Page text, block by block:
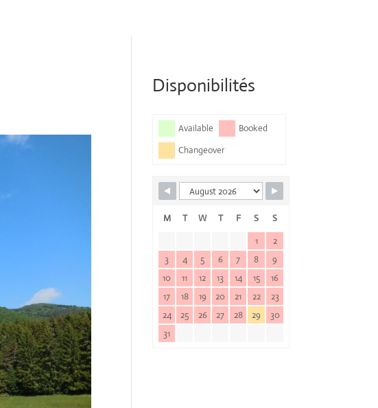
Disponibilités
Available
Booked
Changeover
M T W T F S
S
1
2
3
4 5 6 7 8
9
10
11 12 13 14 15
16
17
18 19 20 21 22
23
24
25 26 27 28 29
30
31